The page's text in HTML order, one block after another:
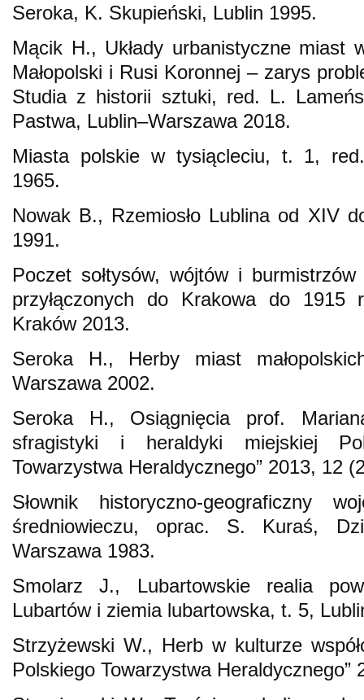
Seroka, K. Skupieński, Lublin 1995.
Mącik H., Układy urbanistyczne miast
Małopolski i Rusi Koronnej – zarys
Studia z historii sztuki, red. L.
Pastwa, Lublin–Warszawa 2018.
Miasta polskie w tysiącleciu, t. 1,
1965.
Nowak B., Rzemiosło Lublina od XIV
1991.
Poczet sołtysów, wójtów i
przyłączonych do Krakowa do
Kraków 2013.
Seroka H., Herby miast
Warszawa 2002.
Seroka H., Osiągnięcia prof.
sfragistyki i heraldyki miejskiej
Towarzystwa Heraldycznego” 2013, 12
Słownik historyczno-geograficzny
średniowieczu, oprac. S. Kuraś,
Warszawa 1983.
Smolarz J., Lubartowskie realia
Lubartów i ziemia lubartowska, t. 5,
Strzyżewski W., Herb w kulturze
Polskiego Towarzystwa